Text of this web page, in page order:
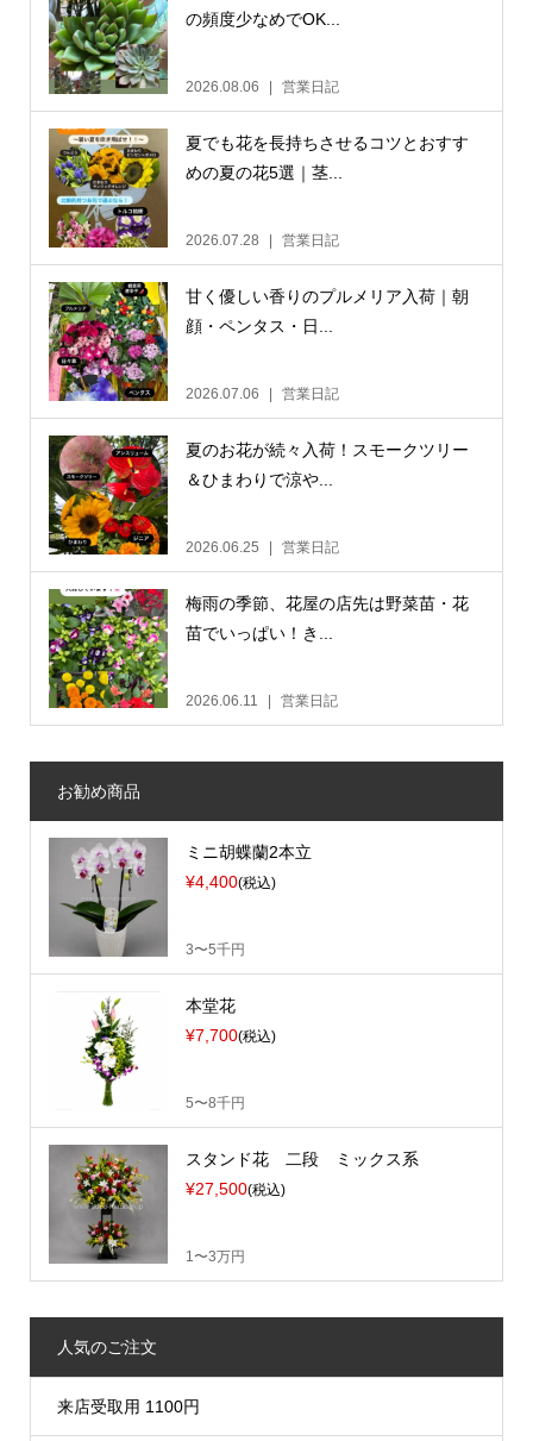
の頻度少なめでOK...
2026.08.06 営業日記
夏でも花を長持ちさせるコツとおすす
めの夏の花5選｜茎...
2026.07.28 営業日記
甘く優しい香りのプルメリア入荷｜朝
顔・ペンタス・日...
2026.07.06 営業日記
夏のお花が続々入荷！スモークツリー
＆ひまわりで涼や...
2026.06.25 営業日記
梅雨の季節、花屋の店先は野菜苗・花
苗でいっぱい！き...
2026.06.11 営業日記
お勧め商品
ミニ胡蝶蘭2本立
¥4,400(税込)
3〜5千円
本堂花
¥7,700(税込)
5〜8千円
スタンド花 二段 ミックス系
¥27,500(税込)
1〜3万円
人気のご注文
来店受取用 1100円